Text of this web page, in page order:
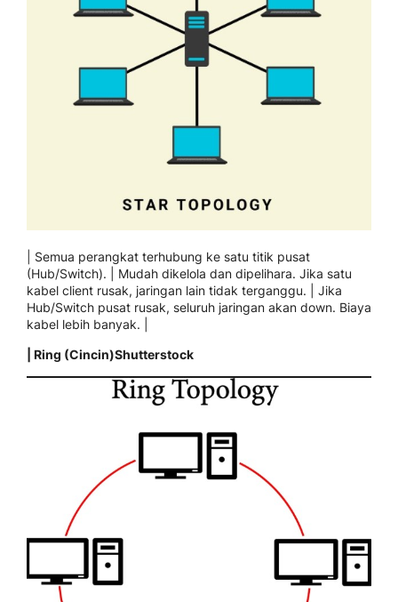
| Semua perangkat terhubung ke satu titik pusat
(Hub/Switch). | Mudah dikelola dan dipelihara. Jika satu
kabel client rusak, jaringan lain tidak terganggu. | Jika
Hub/Switch pusat rusak, seluruh jaringan akan down. Biaya
kabel lebih banyak. |
| Ring (Cincin)Shutterstock